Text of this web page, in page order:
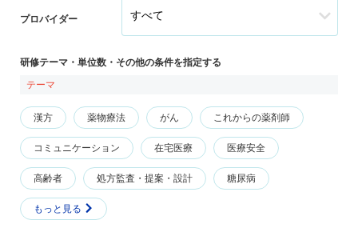
プロバイダー
研修テーマ・単位数・その他の条件を指定する
テーマ
漢方 薬物療法 がん これからの薬剤師
コミュニケーション 在宅医療 医療安全
高齢者 処方監査・提案・設計 糖尿病
もっと見る